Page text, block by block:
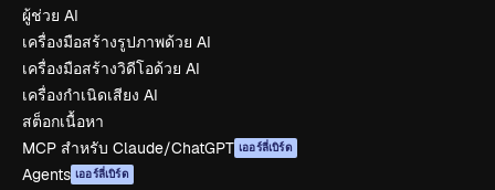
ผู้ช่วย AI
เครื่องมือสร้างรูปภาพด้วย AI
เครื่องมือสร้างวิดีโอด้วย AI
เครื่องกำเนิดเสียง AI
สต็อกเนื้อหา
MCP สำหรับ Claude/ChatGPT เออร์ลี่เบิร์ด
Agents เออร์ลี่เบิร์ด